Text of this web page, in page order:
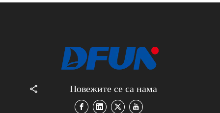
Повежите се са нама